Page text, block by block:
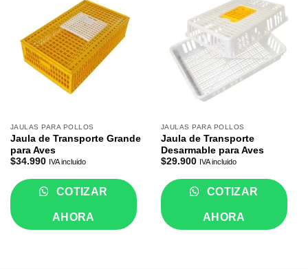
JAULAS PARA POLLOS
Jaula de Transporte Grande
para Aves
$34.990 IVA incluido
COTIZAR
AHORA
JAULAS PARA POLLOS
Jaula de Transporte
Desarmable para Aves
$29.900 IVA incluido
COTIZAR
AHORA